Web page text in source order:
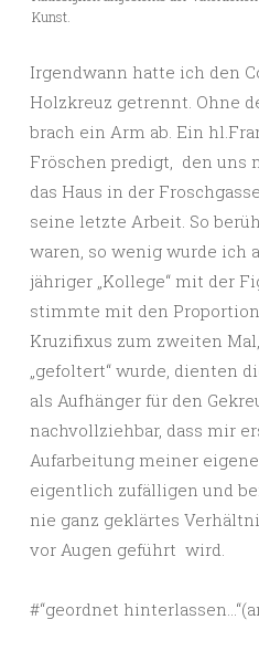
Kunst.
Irgendwann hatte ich den
Holzkreuz getrennt. Ohne
brach ein Arm ab. Ein
Fröschen predigt, den uns
das Haus in der
seine letzte Arbeit. So
waren, so wenig wurde ich
jähriger „Kollege“ mit der
stimmte mit den
Kruzifixus zum zweiten
„gefoltert“ wurde, dienten
als Aufhänger für den
nachvollziehbar, dass mir
Aufarbeitung meiner
eigentlich zufälligen und
nie ganz geklärtes
vor Augen geführt wird.
#“geordnet